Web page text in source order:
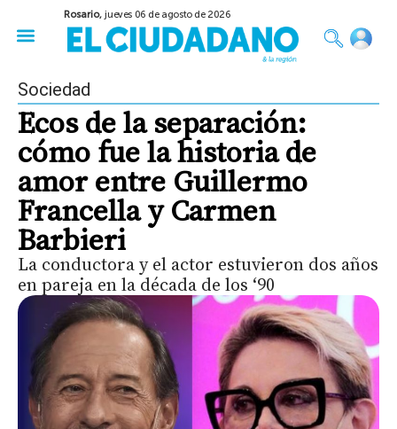
Rosario,jueves 06 de agosto de 2026
Sociedad
Ecos de la separación:
cómo fue la historia de
amor entre Guillermo
Francella y Carmen
Barbieri
La conductora y el actor estuvieron dos años
en pareja en la década de los ‘90